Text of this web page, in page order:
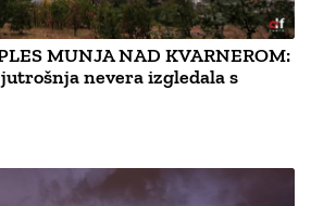
MUNJA NAD KVARNEROM:
nevera izgledala s